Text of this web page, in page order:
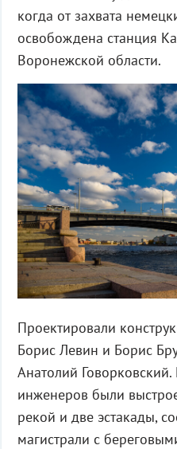
когда от захвата
освобождена станция
Воронежской области.
Проектировали
Борис Левин и Борис
Анатолий
инженеров были
рекой и две эстакады,
магистрали с